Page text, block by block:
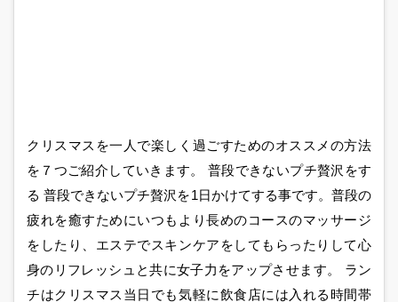
クリスマスを一人で楽しく過ごすためのオススメの方法
を７つご紹介していきます。 普段できないプチ贅沢をす
る 普段できないプチ贅沢を1日かけてする事です。普段の
疲れを癒すためにいつもより長めのコースのマッサージ
をしたり、エステでスキンケアをしてもらったりして心
身のリフレッシュと共に女子力をアップさせます。 ラン
チはクリスマス当日でも気軽に飲食店には入れる時間帯